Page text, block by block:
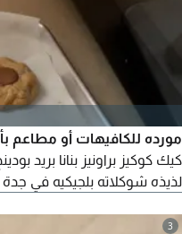
مورده للكافيهات أو مطاعم
كيك كوكيز براونيز بنانا بريد
لذيذه شوكلاته بلجيكيه في جدة
3